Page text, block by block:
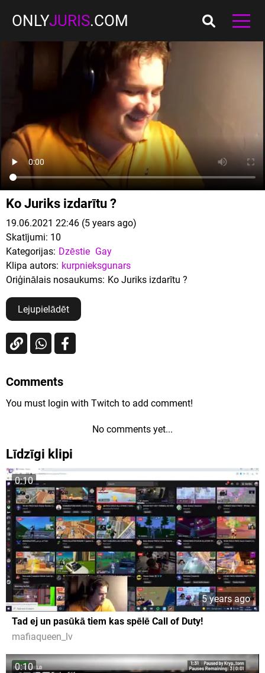
ONLYJURIS.COM
Ko Juriks izdarītu ?
19.06.2021 22:46 (5 years ago)
Skatījumi: 10
Kategorijas: Dzēstie Gay
Klipa autors: kurpnieksgunars
Oriģinālais nosaukums: Ko Juriks izdarītu ?
Lejupielādēt
Comments
You must login with Twitch to add comment!
No comments yet...
Līdzīgi klipi
0:10
5 years ago
Tad ej un pasūkā tiem kas spēlē Call of Duty!
mafiaqueen_lv
0:10